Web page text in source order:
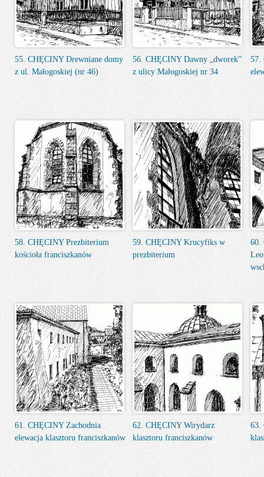
55. CHĘCINY Drewniane domy
z ul. Małogoskiej (nr 46)
56. CHĘCINY Dawny „dworek”
z ulicy Małogoskiej nr 34
57.
58. CHĘCINY Prezbiterium
kościoła franciszkanów
59. CHĘCINY Krucyfiks w
prezbiterium
60.
61. CHĘCINY Zachodnia
elewacja klasztoru franciszkanów
62. CHĘCINY Wirydarz
klasztoru franciszkanów
63.